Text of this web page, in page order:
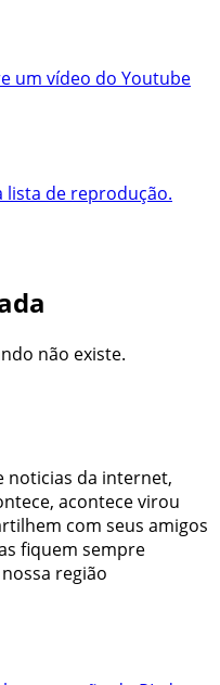
um vídeo do Youtube
lista de reprodução.
não existe.
noticias da internet,
acontece virou
com seus amigos
fiquem sempre
região